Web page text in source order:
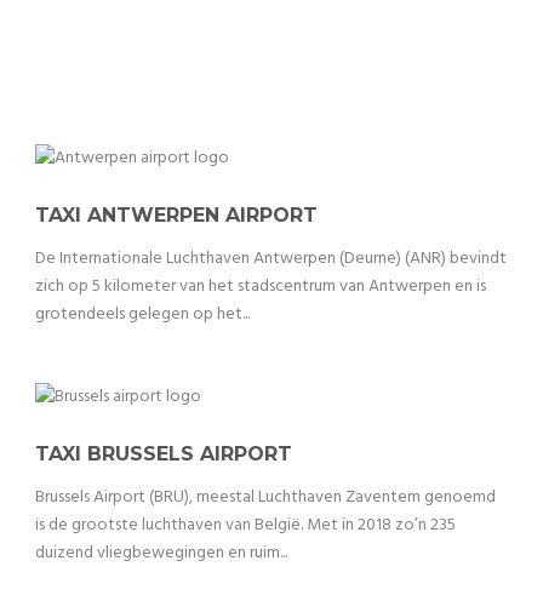
TAXI ANTWERPEN AIRPORT
De Internationale Luchthaven Antwerpen (Deurne) (ANR) bevindt
zich op 5 kilometer van het stadscentrum van Antwerpen en is
grotendeels gelegen op het...
TAXI BRUSSELS AIRPORT
Brussels Airport (BRU), meestal Luchthaven Zaventem genoemd
is de grootste luchthaven van België. Met in 2018 zo’n 235
duizend vliegbewegingen en ruim...